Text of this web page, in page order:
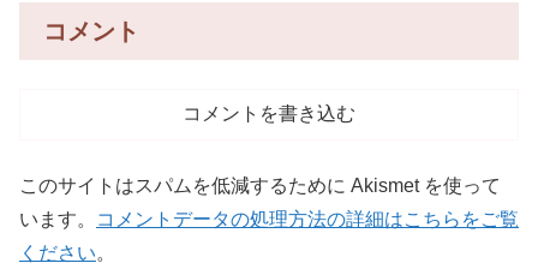
コメント
コメントを書き込む
このサイトはスパムを低減するために Akismet を使って
います。
コメントデータの処理方法の詳細はこちらをご覧
ください。